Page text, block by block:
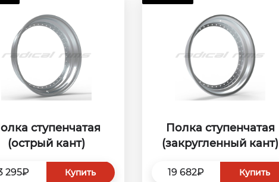
ступенчатая
(острый кант)
295₽ Купить
Полка ступенчатая
(закругленный кант)
19 682₽ Купить